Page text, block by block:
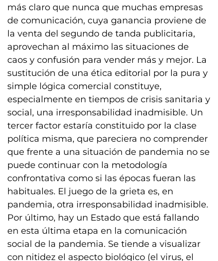
más claro que nunca que muchas empresas
de comunicación, cuya ganancia proviene de
la venta del segundo de tanda publicitaria,
aprovechan al máximo las situaciones de
caos y confusión para vender más y mejor. La
sustitución de una ética editorial por la pura y
simple lógica comercial constituye,
especialmente en tiempos de crisis sanitaria y
social, una irresponsabilidad inadmisible. Un
tercer factor estaría constituido por la clase
política misma, que pareciera no comprender
que frente a una situación de pandemia no se
puede continuar con la metodología
confrontativa como si las épocas fueran las
habituales. El juego de la grieta es, en
pandemia, otra irresponsabilidad inadmisible.
Por último, hay un Estado que está fallando
en esta última etapa en la comunicación
social de la pandemia. Se tiende a visualizar
con nitidez el aspecto biológico (el virus, el